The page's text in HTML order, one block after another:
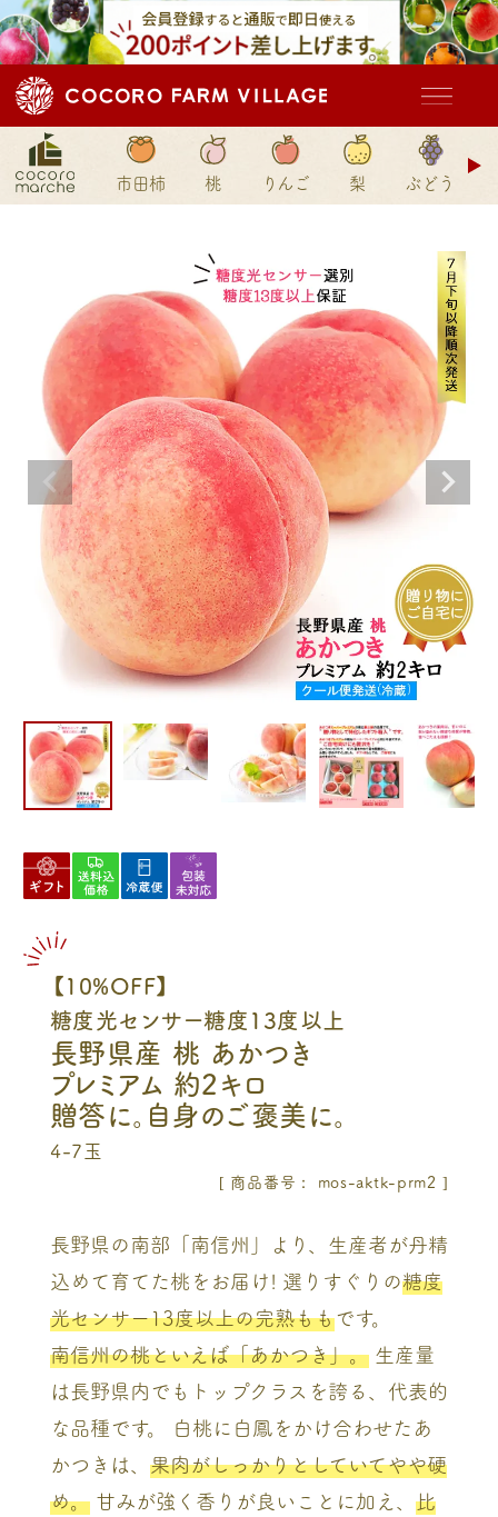
市田柿 桃 りんご 梨 ぶどう ド
【10%OFF】
糖度光センサー糖度13度以上
長野県産 桃 あかつき
プレミアム 約2キロ
贈答に。自身のご褒美に。
4-7玉
商品番号 mos-aktk-prm2
長野県の南部「南信州」より、生産者が丹精
込めて育てた桃をお届け! 選りすぐりの糖度
光センサー13度以上の完熟ももです。
南信州の桃といえば「あかつき」。生産量
は長野県内でもトップクラスを誇る、代表的
な品種です。 白桃に白鳳をかけ合わせたあ
かつきは、 果肉がしっかりとしていてやや硬
め。甘みが強く香りが良いことに加え、 比